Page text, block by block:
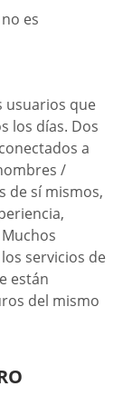
es
usuarios que
los días. Dos
a
/
de sí mismos,
servicios de
están
del mismo